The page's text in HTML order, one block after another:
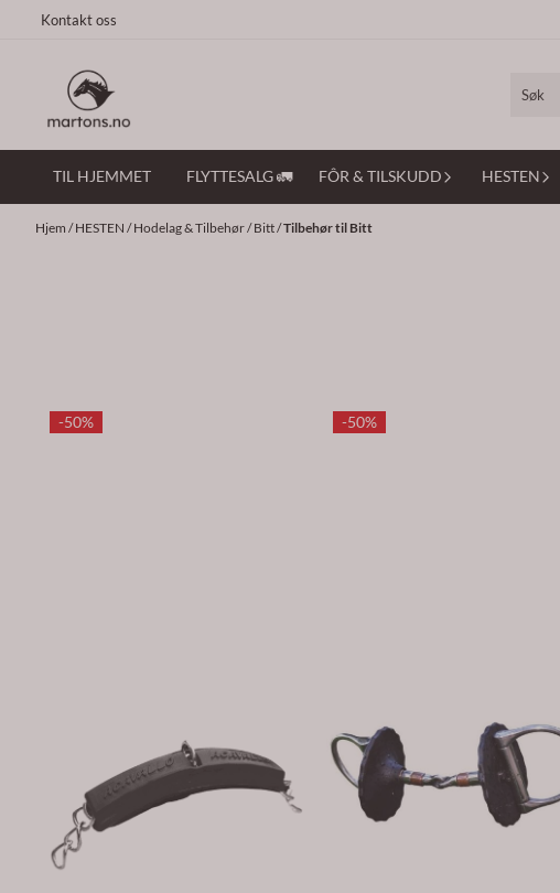
Hopp til innhold
Kontakt oss
TIL HJEMMET FLYTTESALG 🚛 FÔR & TILSKUDD HESTEN
Hjem /HESTEN /Hodelag & Tilbehør/Bitt/Tilbehør til Bitt
-50% -50%